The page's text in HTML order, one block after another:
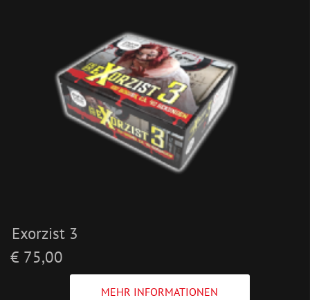
Exorzist 3
€ 75,00
MEHR INFORMATIONEN